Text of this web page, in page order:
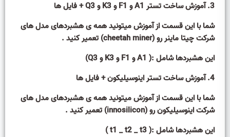
3. آموزش ساخت تستر A1 و F1 و K3 و Q3 + فایل ها
شما با این قسمت از آموزش میتونید همه ی هشبردهای مدل های
شرکت چیتا ماینر رو (cheetah miner) تعمیر کنید .
این هشبردها شامل :( A1 و F1 و K3 و Q3)
4. آموزش ساخت تستر اینوسیلیکون + فایل ها
شما با این قسمت از آموزش میتونید همه ی هشبردهای مدل های
شرکت اینوسیلیکون رو (innosilicon) تعمیر کنید .
این هشبردها شامل :( t1 _ t2 _ t3
)